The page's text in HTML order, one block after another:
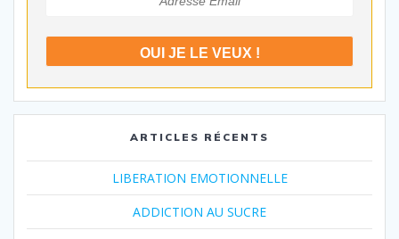
ARTICLES RÉCENTS
LIBERATION EMOTIONNELLE
ADDICTION AU SUCRE